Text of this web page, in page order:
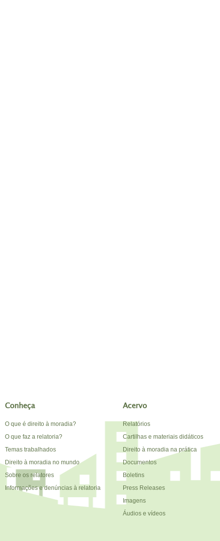
Conheça
O que é direito à moradia?
O que faz a relatoria?
Temas trabalhados
Direito à moradia no mundo
Sobre os relatores
Informações e denúncias à relatoria
Acervo
Relatórios
Cartilhas e materiais didáticos
Direito à moradia na prática
Documentos
Boletins
Press Releases
Imagens
Áudios e vídeos